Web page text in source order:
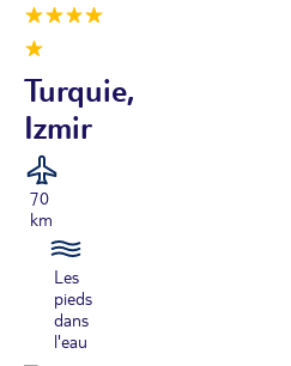
Turquie,
Izmir
70
km
Les
pieds
dans
l'eau